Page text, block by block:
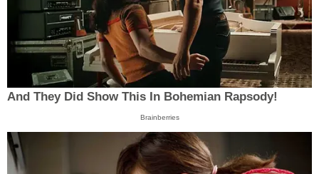
And They Did Show This In Bohemian Rapsody!
Brainberries